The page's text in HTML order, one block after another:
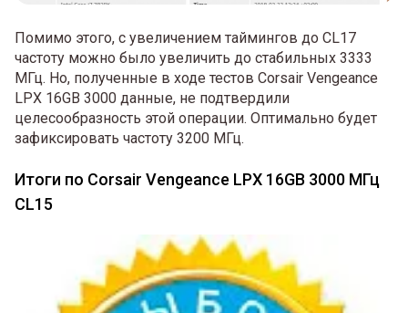
Помимо этого, с увеличением таймингов до CL17
частоту можно было увеличить до стабильных 3333
МГц. Но, полученные в ходе тестов Corsair Vengeance
LPX 16GB 3000 данные, не подтвердили
целесообразность этой операции. Оптимально будет
зафиксировать частоту 3200 МГц.
Итоги по Corsair Vengeance LPX 16GB 3000 МГц
CL15